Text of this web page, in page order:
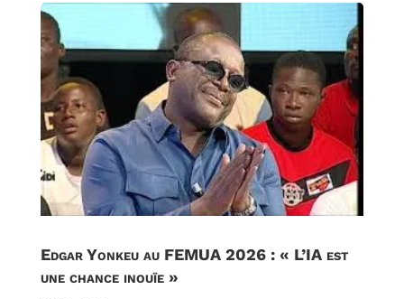
Edgar Yonkeu au FEMUA 2026 : « L’IA est
une chance inouïe »